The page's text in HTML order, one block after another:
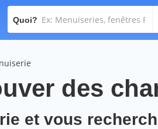
Quoi?
des
et vous